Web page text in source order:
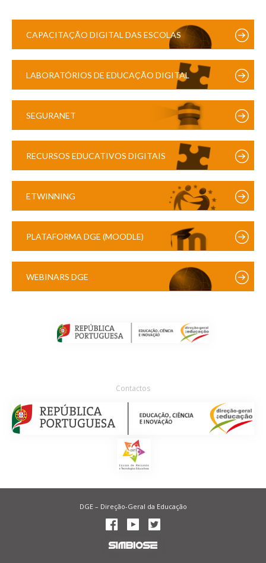
CAPACITAÇÃO DIGITAL DAS ESCOLAS
LABORATÓRIOS DE EDUCAÇÃO DIGITAL
SEGURANET
RECURSOS EDUCATIVOS DIGITAIS
ETWINNING
PLATAFORMA DGE (MOODLE)
WEBINARS DGE
Contactos
DGE – Direção-Geral da Educação